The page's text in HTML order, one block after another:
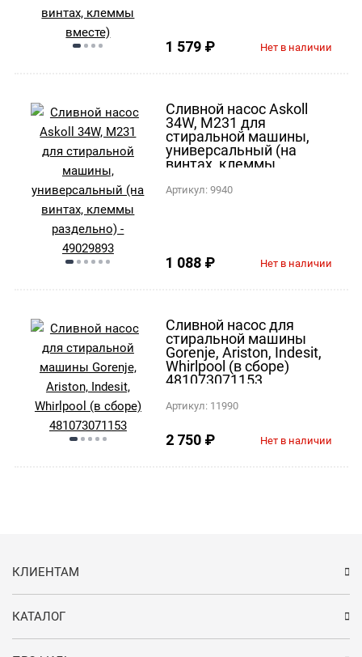
1 579 ₽ Нет в наличии
Сливной насос Askoll
34W, M231 для
стиральной машины,
универсальный (на
винтах, клеммы
Артикул:9940
1 088 ₽ Нет в наличии
Сливной насос для
стиральной машины
Gorenje, Ariston, Indesit,
Whirlpool (в сборе)
481073071153
Артикул: 11990
2 750 ₽ Нет в наличии
КЛИЕНТАМ
КАТАЛОГ